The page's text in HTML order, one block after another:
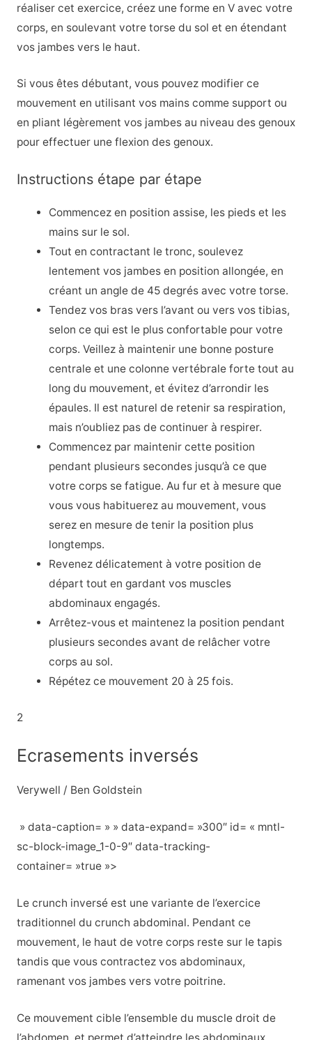
réaliser cet exercice, créez une forme en V avec votre
corps, en soulevant votre torse du sol et en étendant
vos jambes vers le haut.
Si vous êtes débutant, vous pouvez modifier ce
mouvement en utilisant vos mains comme support ou
en pliant légèrement vos jambes au niveau des genoux
pour effectuer une flexion des genoux.
Instructions étape par étape
Commencez en position assise, les pieds et les
mains sur le sol.
Tout en contractant le tronc, soulevez
lentement vos jambes en position allongée, en
créant un angle de 45 degrés avec votre torse.
Tendez vos bras vers l’avant ou vers vos tibias,
selon ce qui est le plus confortable pour votre
corps. Veillez à maintenir une bonne posture
centrale et une colonne vertébrale forte tout au
long du mouvement, et évitez d’arrondir les
épaules. Il est naturel de retenir sa respiration,
mais n’oubliez pas de continuer à respirer.
Commencez par maintenir cette position
pendant plusieurs secondes jusqu’à ce que
votre corps se fatigue. Au fur et à mesure que
vous vous habituerez au mouvement, vous
serez en mesure de tenir la position plus
longtemps.
Revenez délicatement à votre position de
départ tout en gardant vos muscles
abdominaux engagés.
Arrêtez-vous et maintenez la position pendant
plusieurs secondes avant de relâcher votre
corps au sol.
Répétez ce mouvement 20 à 25 fois.
2
Ecrasements inversés
Verywell / Ben Goldstein
» data-caption= » » data-expand= »300″ id= « mntl-
sc-block-image_1-0-9″ data-tracking-
container= »true »>
Le crunch inversé est une variante de l’exercice
traditionnel du crunch abdominal. Pendant ce
mouvement, le haut de votre corps reste sur le tapis
tandis que vous contractez vos abdominaux,
ramenant vos jambes vers votre poitrine.
Ce mouvement cible l’ensemble du muscle droit de